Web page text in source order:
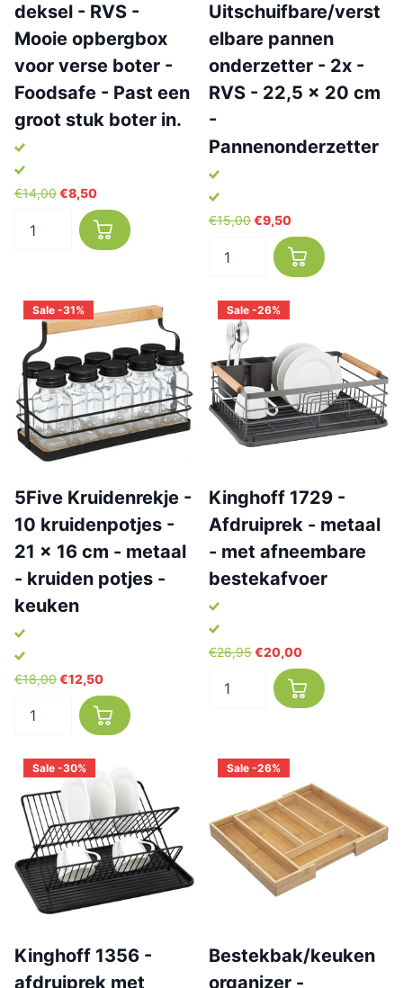
deksel - RVS -
Mooie opbergbox
voor verse boter -
Foodsafe - Past een
groot stuk boter in.
€14,00€8,50
Uitschuifbare/verst
elbare pannen
onderzetter - 2x -
RVS - 22,5 x 20 cm
-
Pannenonderzetter
€15,00€9,50
Sale -31%
5Five Kruidenrekje -
10 kruidenpotjes -
21 x 16 cm - metaal
- kruiden potjes -
keuken
€18,00€12,50
Sale -26%
Kinghoff 1729 -
Afdruiprek - metaal
- met afneembare
bestekafvoer
€26,95€20,00
Sale -30%
Kinghoff 1356 -
afdruiprek met
Sale -26%
Bestekbak/keuken
organizer -